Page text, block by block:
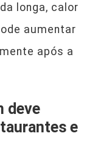
longa, calor
aumentar
após a
deve
e